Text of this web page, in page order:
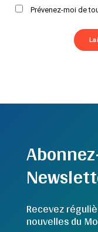
Prévenez-moi de
Recevez
nouvelles du